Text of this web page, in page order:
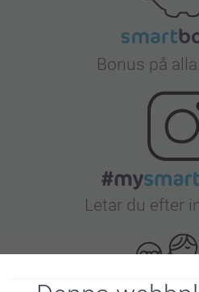
Bonus på
Letar du efter